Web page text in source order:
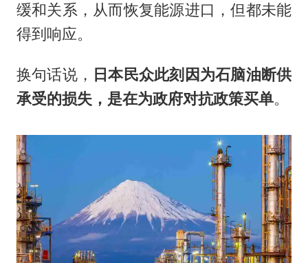
缓和关系，从而恢复能源进口，但都未能
得到响应。
换句话说， 日本民众此刻因为石脑油断供
承受的损失，是在为政府对抗政策买单。